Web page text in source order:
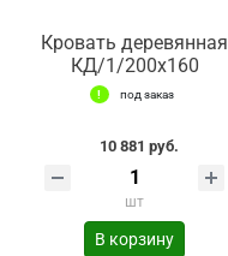
Кровать деревянная
КД/1/200х160
под заказ
10 881 руб.
шт
В корзину